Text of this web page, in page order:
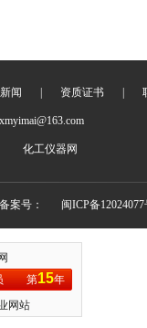
闻 资质证书
化工仪器网
案号： 闽ICP备12024077
第15年
网站